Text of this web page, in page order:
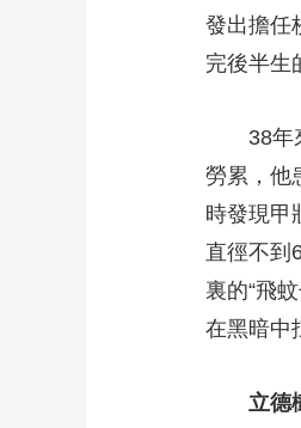
發出擔任
完後半生
38年
勞累，他
時發現甲
直徑不到
裏的“飛
在黑暗中
立德